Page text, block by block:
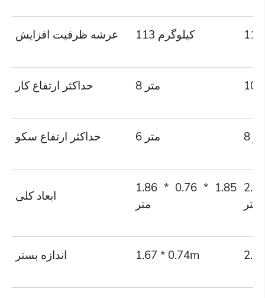
عرشه ظرفیت افزایش 113 کیلوگرم
حداکثر ارتفاع کار 8 متر
حداکثر ارتفاع سکو 6 متر
ابعاد کلی
1.86 * 0.76 * 1.85
متر
متر
اندازه بستر 1.67 * 0.74m